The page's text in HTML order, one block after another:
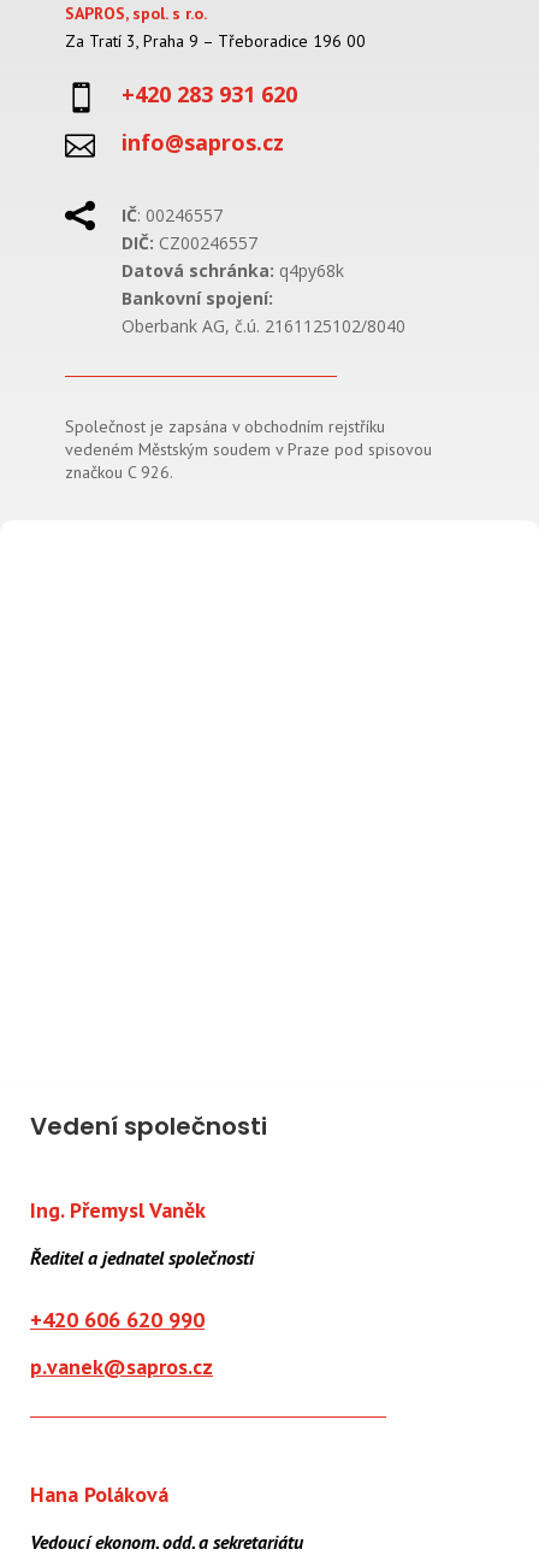
SAPROS, spol. s r.o.
Za Tratí 3, Praha 9 – Třeboradice 196 00
 +420 283 931 620
 info@sapros.cz
 IČ: 00246557
DIČ: CZ00246557
Datová schránka: q4py68k
Bankovní spojení:
Oberbank AG, č.ú. 2161125102/8040
Společnost je zapsána v obchodním rejstříku
vedeném Městským soudem v Praze pod spisovou
značkou C 926.
Vedení společnosti
Ing. Přemysl Vaněk
Ředitel a jednatel společnosti
+420 606 620 990
p.vanek@sapros.cz
Hana Poláková
Vedoucí ekonom. odd. a sekretariátu